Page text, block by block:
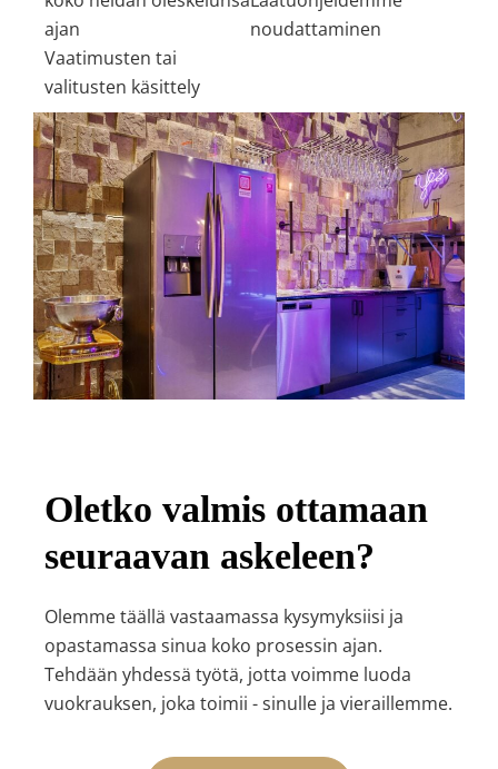
ajan
Vaatimusten tai
valitusten käsittely
noudattaminen
Oletko valmis ottamaan
seuraavan askeleen?
Olemme täällä vastaamassa kysymyksiisi ja
opastamassa sinua koko prosessin ajan.
Tehdään yhdessä työtä, jotta voimme luoda
vuokrauksen, joka toimii - sinulle ja vieraillemme.